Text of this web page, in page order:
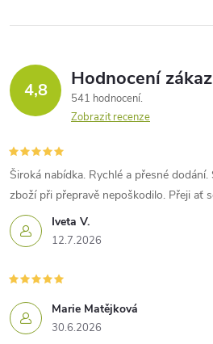
4,8 Hodnocení
541 hodnocení
Zobrazit recenze
Iveta V.
12.7.2026
Široká nabídka. Rychlé a přesné
zboží při přepravě nepoškodilo. Přeji ať
Marie Matějková
30.6.2026